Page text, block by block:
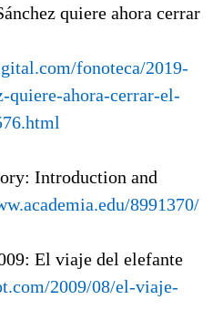
quiere ahora cerrar
fonoteca/2019-
quiere-ahora-cerrar-el-
Introduction and
8991370/
El viaje del elefante
2009/08/el-viaje-